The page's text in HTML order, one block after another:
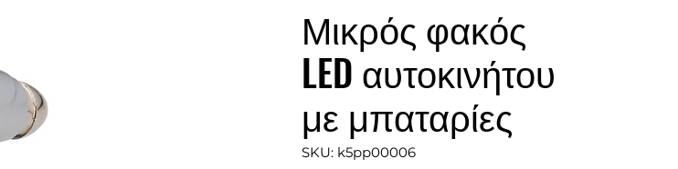
Μικρός φακός
LED αυτοκινήτου
με μπαταρίες
SKU: k5pp00006